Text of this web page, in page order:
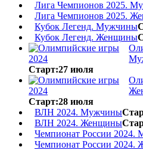
Лига Чемпионов 2025.
Лига Чемпионов 2025.
Кубок Легенд. Мужчины
Кубок Легенд. Женщины
Старт:27 июля
Старт:28 июля
ВЛН 2024. Мужчины
ВЛН 2024. Женщины
Чемпионат России 2024.
Чемпионат России 2024.